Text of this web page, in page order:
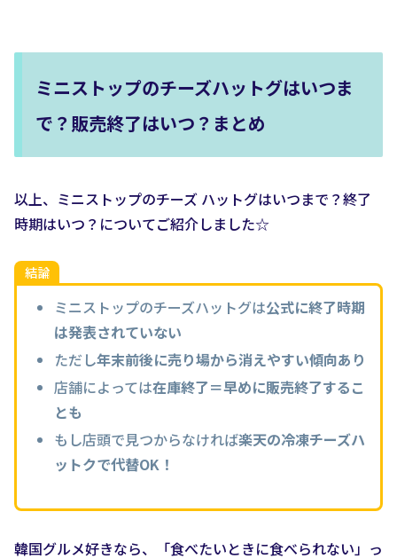
ミニストップのチーズハットグはいつま
で？販売終了はいつ？まとめ
以上、ミニストップのチーズ ハットグはいつまで？終了
時期はいつ？についてご紹介しました☆
結論
ミニストップのチーズハットグは公式に終了時期
は発表されていない
ただし年末前後に売り場から消えやすい傾向あり
店舗によっては在庫終了＝早めに販売終了するこ
とも
もし店頭で見つからなければ楽天の冷凍チーズハ
ットクで代替OK！
韓国グルメ好きなら、「食べたいときに食べられない」っ